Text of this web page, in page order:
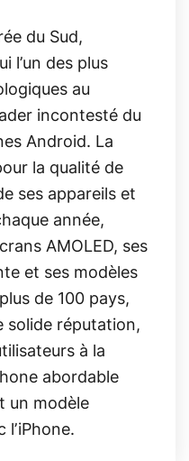
du Sud,
l’un des plus
au
incontesté du
Android. La
la qualité de
ses appareils et
année,
AMOLED, ses
et ses modèles
de 100 pays,
solide réputation,
à la
abordable
un modèle
l’iPhone.